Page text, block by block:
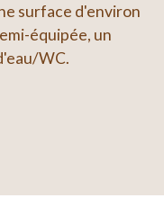
surface d'environ
équipée, un
WC.